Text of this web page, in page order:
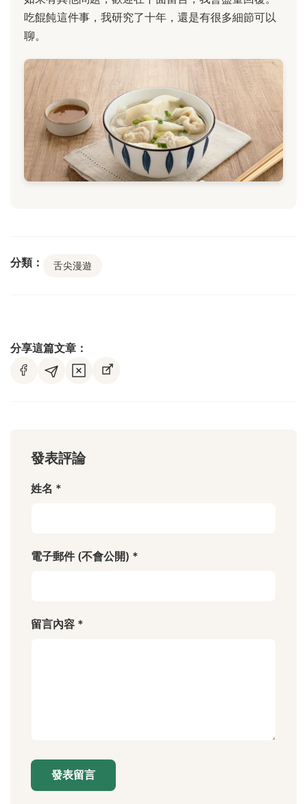
吃餛飩這件事，我研究了十年，還是有很多細節可以
聊。
分類： 舌尖漫遊
分享這篇文章：
發表評論
姓名 *
電子郵件 (不會公開) *
留言內容 *
發表留言